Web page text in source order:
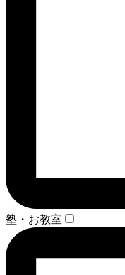
塾・お教室